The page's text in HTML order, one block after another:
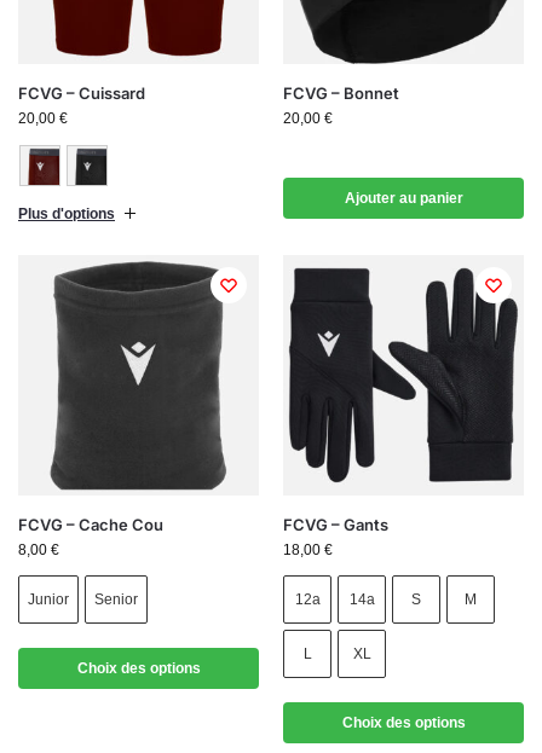
FCVG – Cuissard
20,00 €
Plus d'options
FCVG – Bonnet
20,00 €
Ajouter au panier
FCVG – Cache Cou
8,00 €
Junior Senior
Choix des options
FCVG – Gants
18,00 €
12a 14a S M
L XL
Choix des options